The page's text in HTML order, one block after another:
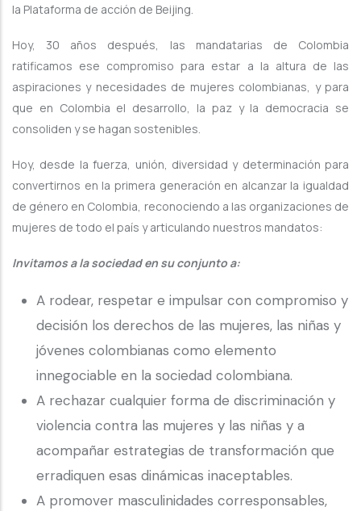
la Plataforma de acción de Beijing.
Hoy, 30 años después, las mandatarias de Colombia
ratificamos ese compromiso para estar a la altura de las
aspiraciones y necesidades de mujeres colombianas, y para
que en Colombia el desarrollo, la paz y la democracia se
consoliden y se hagan sostenibles.
Hoy, desde la fuerza, unión, diversidad y determinación para
convertirnos en la primera generación en alcanzar la igualdad
de género en Colombia, reconociendo a las organizaciones de
mujeres de todo el país y articulando nuestros mandatos:
Invitamos a la sociedad en su conjunto a:
A rodear, respetar e impulsar con compromiso y
decisión los derechos de las mujeres, las niñas y
jóvenes colombianas como elemento
innegociable en la sociedad colombiana.
A rechazar cualquier forma de discriminación y
violencia contra las mujeres y las niñas y a
acompañar estrategias de transformación que
erradiquen esas dinámicas inaceptables.
A promover masculinidades corresponsables,